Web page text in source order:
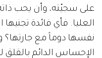
على سجيّته، وأن يحب
العليا. فأي فائدة
نفسها دوماً مع
الإحساس الدائم بالقلق